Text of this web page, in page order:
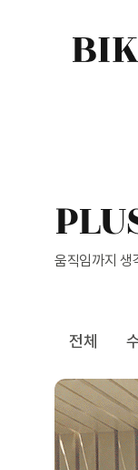
움직임까지 생
전체